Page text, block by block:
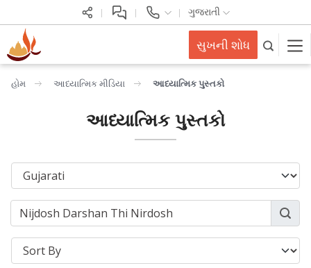
ગુજરાતી
સુખની શોધ
હોમ આધ્યાત્મિક મીડિયા આધ્યાત્મિક પુસ્તકો
આધ્યાત્મિક પુસ્તકો